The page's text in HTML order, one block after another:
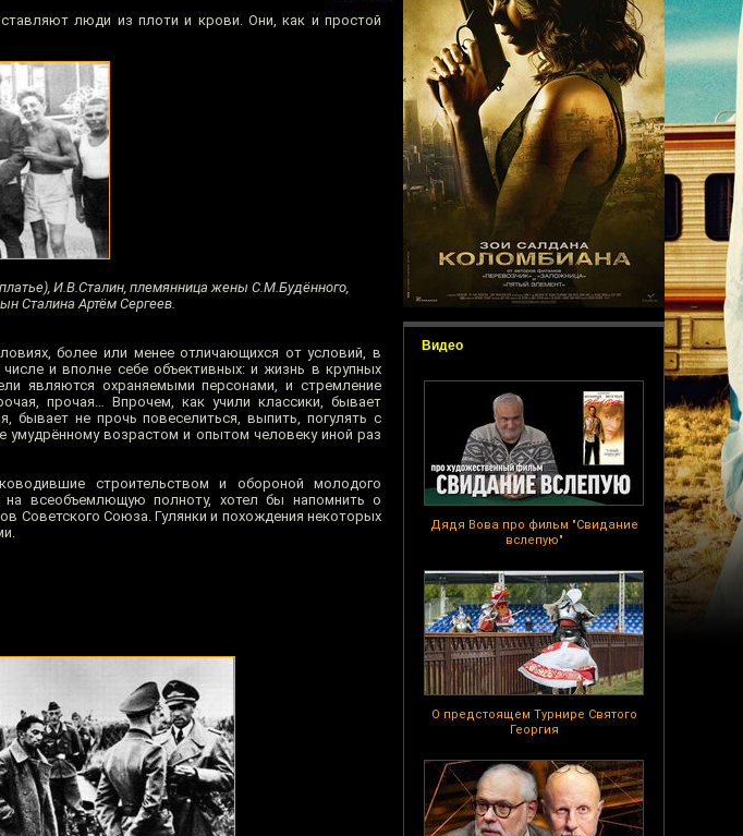
Видео
Дядя Вова про фильм "Свидание
вслепую"
О предстоящем Турнире Святого
Георгия
люди из плоти и крови. Они, как и простой
И.В.Сталин, племянница жены С.М.Будённого,
Сталина Артём Сергеев.
более или менее отличающихся от условий, в
и вполне себе объективных: и жизнь в крупных
являются охраняемыми персонами, и стремление
прочая… Впрочем, как учили классики, бывает
бывает не прочь повеселиться, выпить, погулять с
возрастом и опытом человеку иной раз
строительством и обороной молодого
на всеобъемлющую полноту, хотел бы напомнить о
Советского Союза. Гулянки и похождения некоторых